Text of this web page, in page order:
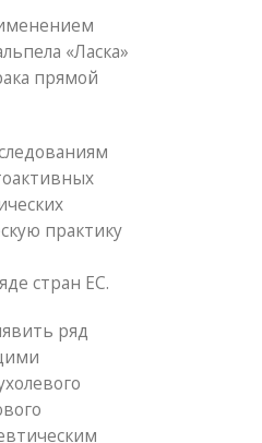
«Ласка»
прямой
практику
стран ЕС.
ряд